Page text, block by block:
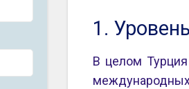
1.
В целом Турция